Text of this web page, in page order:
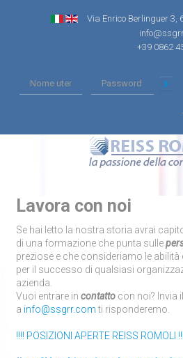
Via Enrico Berlinguer 3,
+39 0862
Lavora con noi
Se hai letto la nostra storia avrai
di una formazione che punta sulle
preziose e che consideriamo le
per il successo di qualsiasi
azienda.
Vuoi entrare in contattocon noi? Invia
a info@ssgrr.comti risponderemo.
!!!! POSIZIONI APERTE REISS ROMOLI